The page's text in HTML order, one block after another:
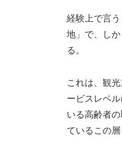
経験上で言
地」で、し
る。
これは、観
ービスレベ
いる高齢者
ているこの